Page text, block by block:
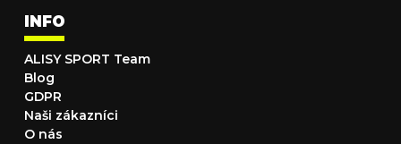
INFO
ALISY SPORT Team
Blog
GDPR
Naši zákazníci
O nás